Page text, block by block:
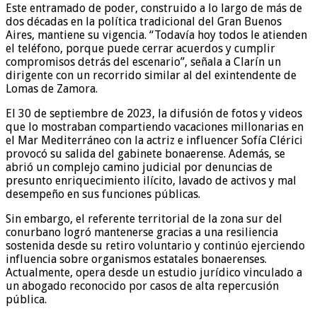
Este entramado de poder, construido a lo largo de más de
dos décadas en la política tradicional del Gran Buenos
Aires, mantiene su vigencia. “Todavía hoy todos le atienden
el teléfono, porque puede cerrar acuerdos y cumplir
compromisos detrás del escenario”, señala a Clarín un
dirigente con un recorrido similar al del exintendente de
Lomas de Zamora.
El 30 de septiembre de 2023, la difusión de fotos y videos
que lo mostraban compartiendo vacaciones millonarias en
el Mar Mediterráneo con la actriz e influencer Sofía Clérici
provocó su salida del gabinete bonaerense. Además, se
abrió un complejo camino judicial por denuncias de
presunto enriquecimiento ilícito, lavado de activos y mal
desempeño en sus funciones públicas.
Sin embargo, el referente territorial de la zona sur del
conurbano logró mantenerse gracias a una resiliencia
sostenida desde su retiro voluntario y continúo ejerciendo
influencia sobre organismos estatales bonaerenses.
Actualmente, opera desde un estudio jurídico vinculado a
un abogado reconocido por casos de alta repercusión
pública.